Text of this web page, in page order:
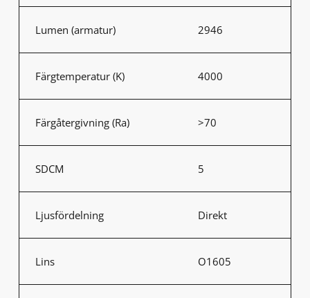
Lumen (armatur) 2946
Färgtemperatur (K) 4000
Färgåtergivning (Ra) >70
SDCM 5
Ljusfördelning Direkt
Lins O1605